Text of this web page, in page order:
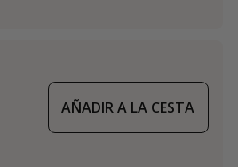
AÑADIR A LA CESTA